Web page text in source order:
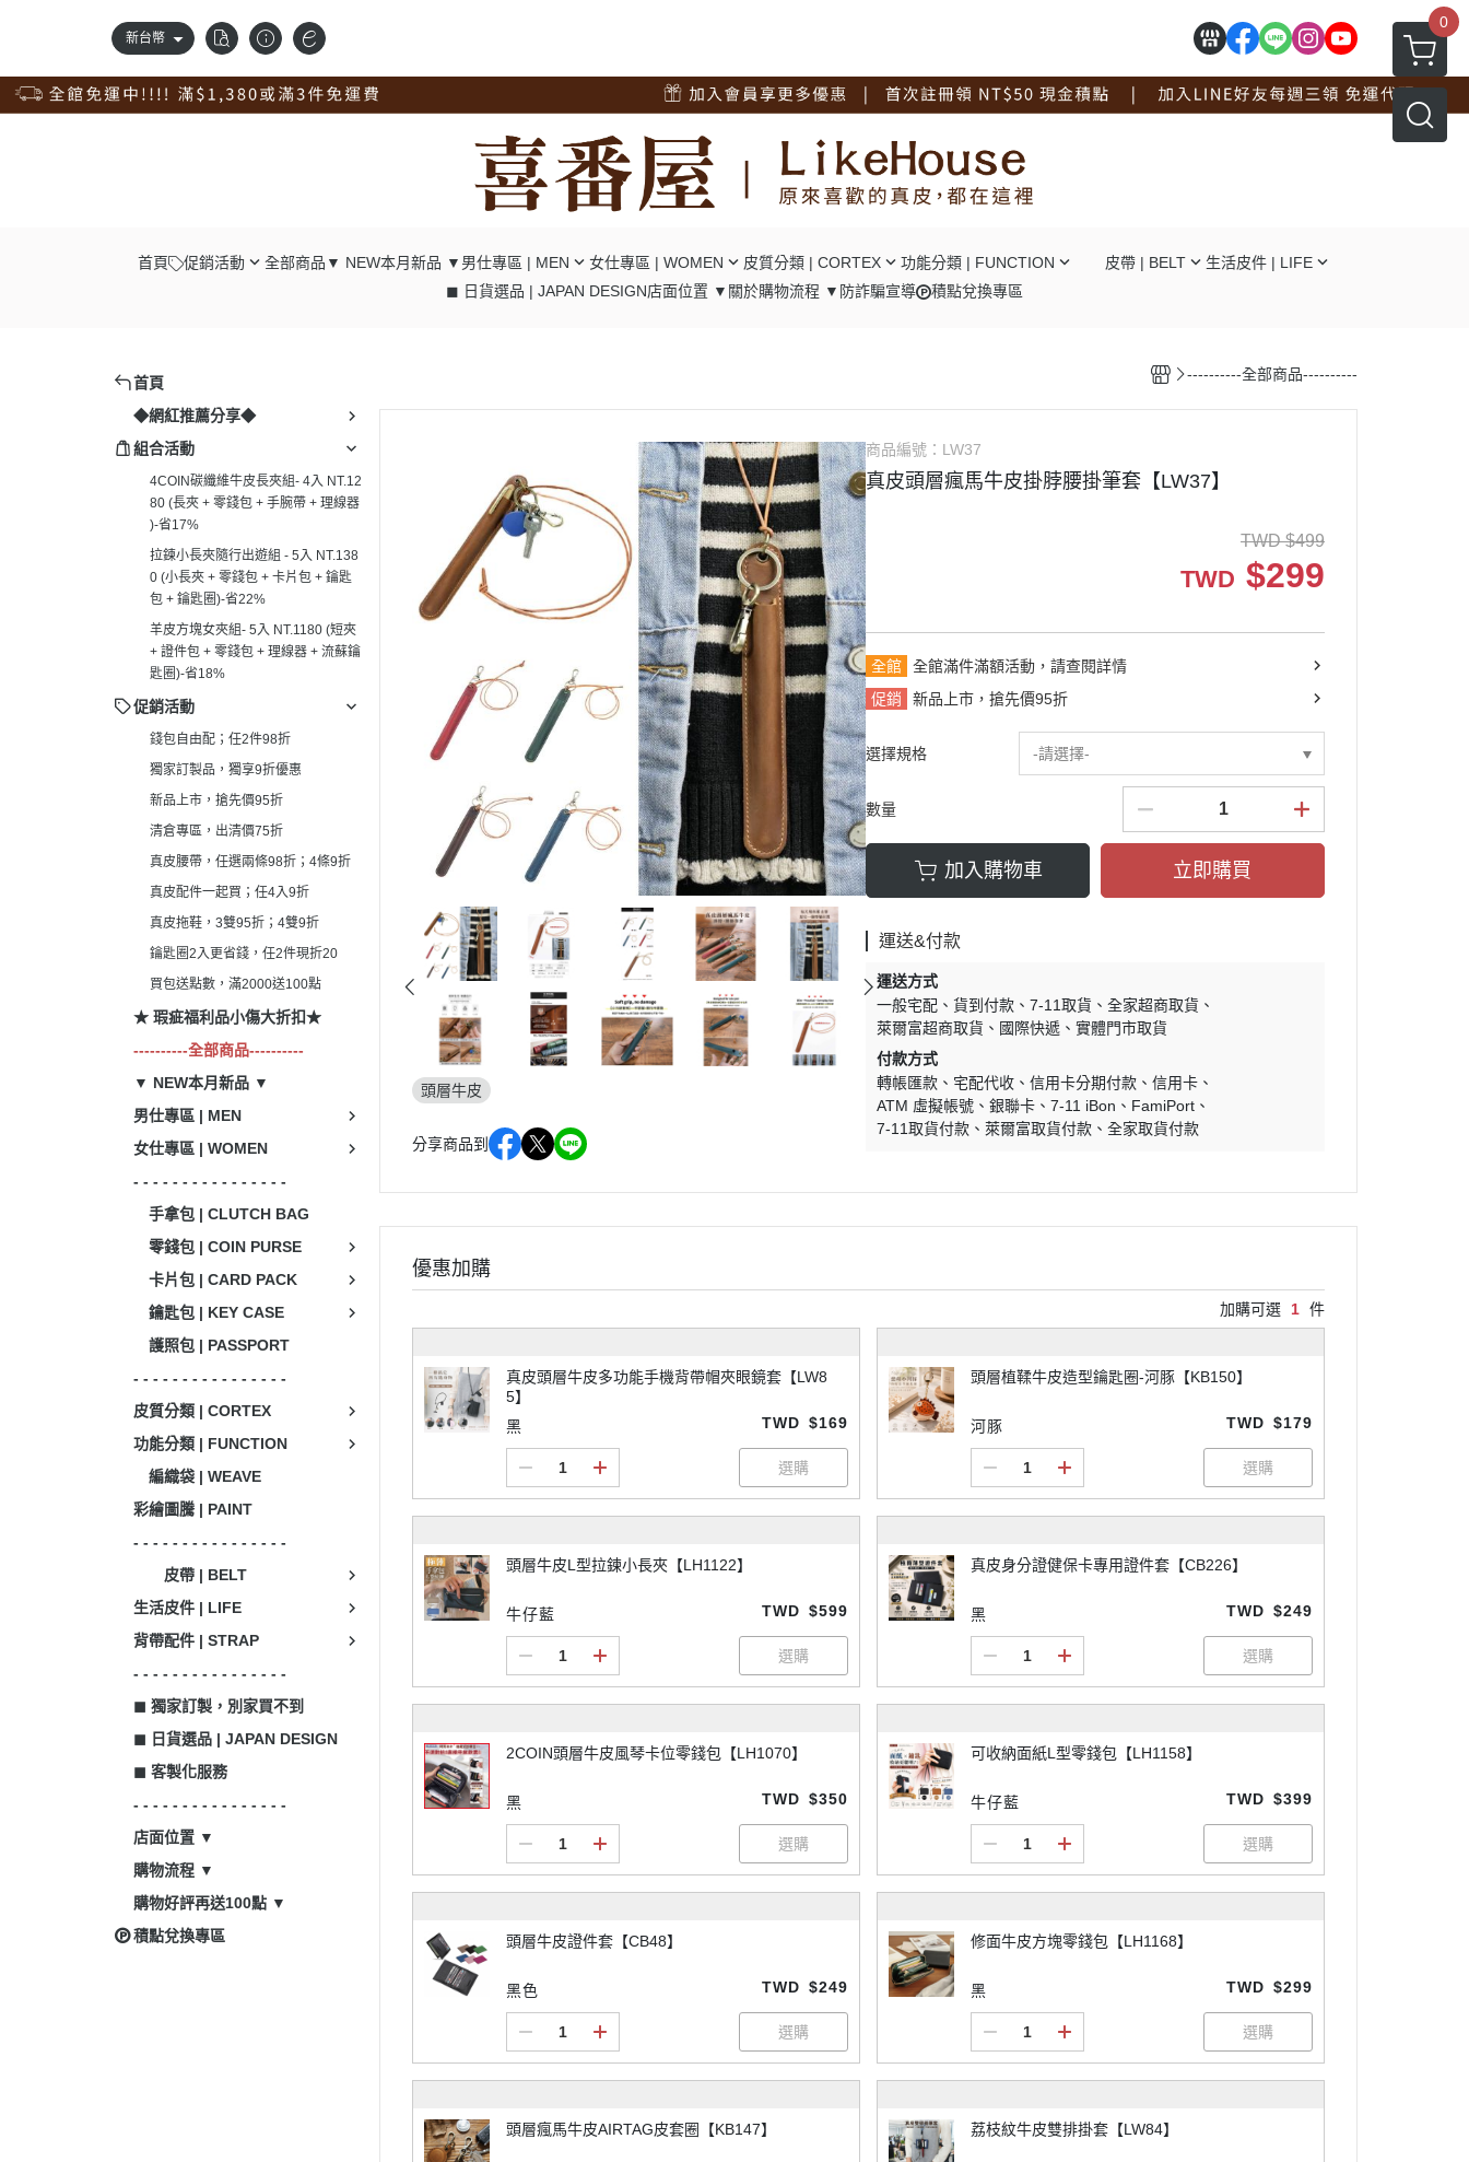
新台幣
0
首頁 促銷活動
新品上市，搶先價95折
清倉專區，出清價75折
真皮腰帶，任選兩條98折；4條9折
真皮配件一起買；任4入9折
真皮拖鞋，3雙95折；4雙9折
鑰匙圈2入更省錢，任2件現折20
買包送點數，滿2000送100點
全部商品 ▼ NEW本月新品 ▼ 男仕專區 | MEN
┕ 男仕 - 肩背包
┕ 男仕 - 後背包
┕ 男仕 - 手拿包
┕ 男仕 - 平板/電腦/手提包
┕ 男仕 - 皮帶
女仕專區 | WOMEN
┕ 女仕 - 後背包
┕ 女仕 - 手提包
┕ 女仕 - 手拿包
┕ 女仕 - 皮帶
皮質分類 | CORTEX
┕ 碳纖維牛皮
┕ 植鞣牛皮
┕ 羊皮
┕ 雙材質:布配皮
功能分類 | FUNCTION
┕ 翻頁卡位
┕ 風琴卡位
皮帶 | BELT
┕對釦
生活皮件 | LIFE
┕ 工作圍裙
┕ 面紙盒杯墊
┕ 線材捲線器
┕ 手機殼系列
◼ 日貨選品 | JAPAN DESIGN店面位置 ▼ 關於購物流程 ▼ 防詐騙宣導 積點兌換專區
首頁
◆網紅推薦分享◆
組合活動
4COIN碳纖維牛皮長夾組- 4入 NT.12
80 (長夾 + 零錢包 + 手腕帶 + 理線器
)-省17%
拉鍊小長夾隨行出遊組 - 5入 NT.138
0 (小長夾 + 零錢包 + 卡片包 + 鑰匙
包 + 鑰匙圈)-省22%
羊皮方塊女夾組- 5入 NT.1180 (短夾
+ 證件包 + 零錢包 + 理線器 + 流蘇鑰
匙圈)-省18%
促銷活動
錢包自由配；任2件98折
獨家訂製品，獨享9折優惠
新品上市，搶先價95折
清倉專區，出清價75折
真皮腰帶，任選兩條98折；4條9折
真皮配件一起買；任4入9折
真皮拖鞋，3雙95折；4雙9折
鑰匙圈2入更省錢，任2件現折20
買包送點數，滿2000送100點
★ 瑕疵福利品小傷大折扣★
----------全部商品----------
▼ NEW本月新品 ▼
男仕專區 | MEN
女仕專區 | WOMEN
- - - - - - - - - - - - - - - -
手拿包 | CLUTCH BAG
零錢包 | COIN PURSE
卡片包 | CARD PACK
鑰匙包 | KEY CASE
護照包 | PASSPORT
- - - - - - - - - - - - - - - -
皮質分類 | CORTEX
功能分類 | FUNCTION
編織袋 | WEAVE
彩繪圖騰 | PAINT
- - - - - - - - - - - - - - - -
皮帶 | BELT
生活皮件 | LIFE
背帶配件 | STRAP
- - - - - - - - - - - - - - - -
◼ 獨家訂製，別家買不到
◼ 日貨選品 | JAPAN DESIGN
◼ 客製化服務
- - - - - - - - - - - - - - - -
店面位置 ▼
購物流程 ▼
購物好評再送100點 ▼
積點兌換專區
----------全部商品----------
頭層牛皮
分享商品到
商品編號： LW37
真皮頭層瘋馬牛皮掛脖腰掛筆套【LW37】
TWD $499
TWD $299
全館
全館滿件滿額活動，請查閱詳情
促銷
新品上市，搶先價95折
選擇規格 -請選擇-
數量
加入購物車 立即購買
運送&付款
運送方式
一般宅配
貨到付款 7-11取貨
全家超商取貨
萊爾富超商取貨
國際快遞
實體門市取貨
付款方式
轉帳匯款
宅配代收 信用卡分期付款
信用卡
ATM 虛擬帳號
銀聯卡 7-11 iBon
FamiPort
7-11取貨付款
萊爾富取貨付款 全家取貨付款
優惠加購
加購可選 1 件
真皮頭層牛皮多功能手機背帶帽夾眼鏡套【LW8
5】
黑
TWD $169
頭層植鞣牛皮造型鑰匙圈-河豚【KB150】
河豚 TWD $179
頭層牛皮L型拉鍊小長夾【LH1122】
牛仔藍 TWD $599
真皮身分證健保卡專用證件套【CB226】
黑 TWD $249
2COIN頭層牛皮風琴卡位零錢包【LH1070】
黑 TWD $350
可收納面紙L型零錢包【LH1158】
牛仔藍 TWD $399
頭層牛皮證件套【CB48】
黑色 TWD $249
修面牛皮方塊零錢包【LH1168】
黑 TWD $299
頭層瘋馬牛皮AIRTAG皮套圈【KB147】 荔枝紋牛皮雙排掛套【LW84】